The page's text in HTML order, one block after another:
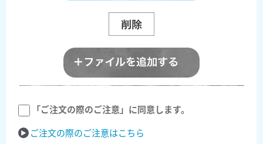
「ご注文の際のご注意」に同意します。
ご注文の際のご注意はこちら